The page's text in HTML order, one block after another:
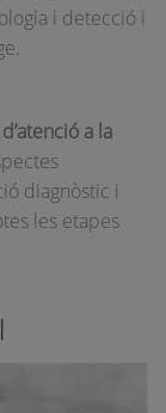
i detecció i
a la
diagnòstic i
les etapes